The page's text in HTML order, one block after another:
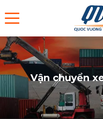
Vận chuyển